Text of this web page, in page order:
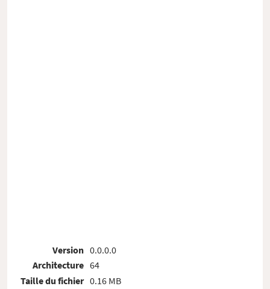
Version
Architecture
Taille du fichier
0.0.0.0
64
0.16 MB